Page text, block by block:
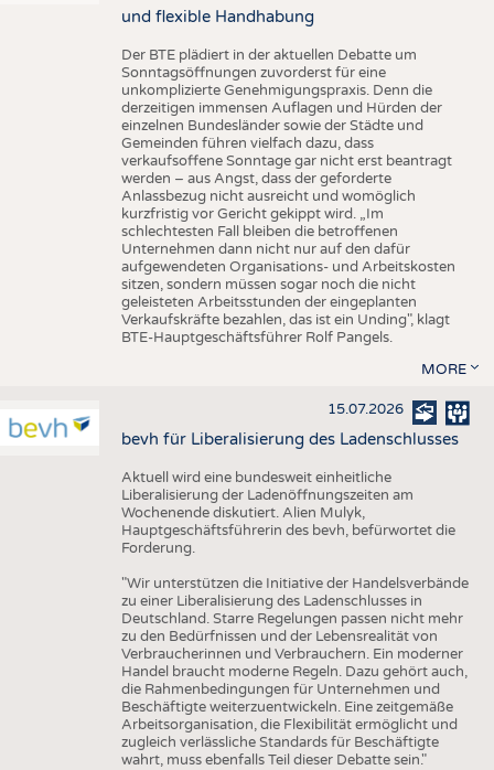
und flexible Handhabung
Der BTE plädiert in der aktuellen Debatte um
Sonntagsöffnungen zuvorderst für eine
unkomplizierte Genehmigungspraxis. Denn die
derzeitigen immensen Auflagen und Hürden der
einzelnen Bundesländer sowie der Städte und
Gemeinden führen vielfach dazu, dass
verkaufsoffene Sonntage gar nicht erst beantragt
werden – aus Angst, dass der geforderte
Anlassbezug nicht ausreicht und womöglich
kurzfristig vor Gericht gekippt wird. „Im
schlechtesten Fall bleiben die betroffenen
Unternehmen dann nicht nur auf den dafür
aufgewendeten Organisations- und Arbeitskosten
sitzen, sondern müssen sogar noch die nicht
geleisteten Arbeitsstunden der eingeplanten
Verkaufskräfte bezahlen, das ist ein Unding", klagt
BTE-Hauptgeschäftsführer Rolf Pangels.
MORE
15.07.2026
bevh für Liberalisierung des Ladenschlusses
Aktuell wird eine bundesweit einheitliche
Liberalisierung der Ladenöffnungszeiten am
Wochenende diskutiert. Alien Mulyk,
Hauptgeschäftsführerin des bevh, befürwortet die
Forderung.
"Wir unterstützen die Initiative der Handelsverbände
zu einer Liberalisierung des Ladenschlusses in
Deutschland. Starre Regelungen passen nicht mehr
zu den Bedürfnissen und der Lebensrealität von
Verbraucherinnen und Verbrauchern. Ein moderner
Handel braucht moderne Regeln. Dazu gehört auch,
die Rahmenbedingungen für Unternehmen und
Beschäftigte weiterzuentwickeln. Eine zeitgemäße
Arbeitsorganisation, die Flexibilität ermöglicht und
zugleich verlässliche Standards für Beschäftigte
wahrt, muss ebenfalls Teil dieser Debatte sein."